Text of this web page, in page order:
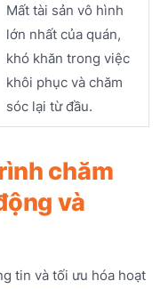
Mất tài sản vô hình
lớn nhất của quán,
khó khăn trong việc
khôi phục và chăm
sóc lại từ đầu.
chăm
và
tin và tối ưu hóa hoạt